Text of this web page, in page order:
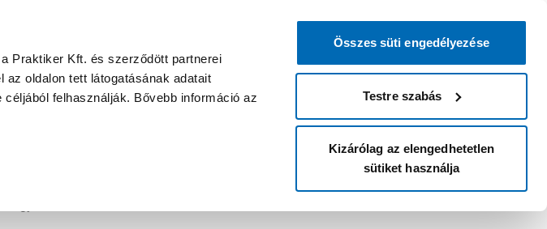
Praktiker Kft. és szerződött partnerei
oldalon tett látogatásának adatait
felhasználják. Bővebb információ az
Összes süti engedélyezése
Testre szabás
Kizárólag az elengedhetetlen
sütiket használja